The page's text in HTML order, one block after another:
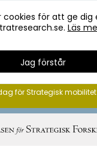
cookies för att ge dig
Läs
Jag förstår
för Strategisk